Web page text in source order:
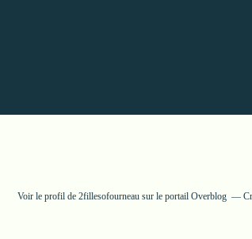
Voir le profil de 2fillesofourneau sur le portail Overblog